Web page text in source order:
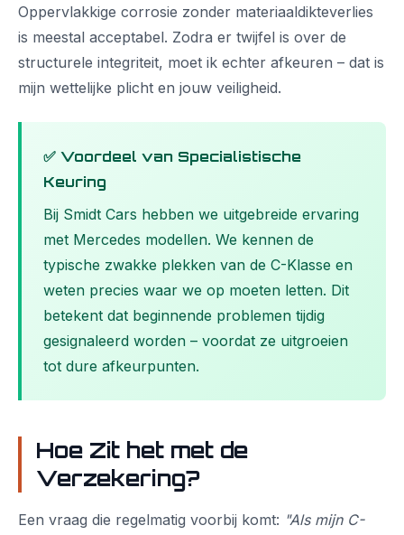
Oppervlakkige corrosie zonder materiaaldikteverlies
is meestal acceptabel. Zodra er twijfel is over de
structurele integriteit, moet ik echter afkeuren – dat is
mijn wettelijke plicht en jouw veiligheid.
✅ Voordeel van Specialistische
Keuring
Bij Smidt Cars hebben we uitgebreide ervaring
met Mercedes modellen. We kennen de
typische zwakke plekken van de C-Klasse en
weten precies waar we op moeten letten. Dit
betekent dat beginnende problemen tijdig
gesignaleerd worden – voordat ze uitgroeien
tot dure afkeurpunten.
Hoe Zit het met de
Verzekering?
Een vraag die regelmatig voorbij komt: "Als mijn C-